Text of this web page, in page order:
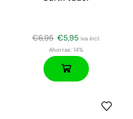
€6,95 €5,95 iva incl.
Ahorras: 14%